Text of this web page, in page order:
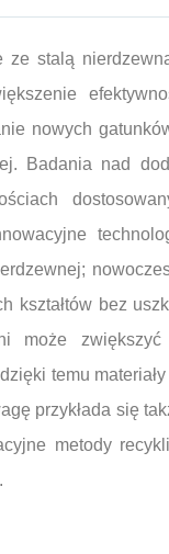
ze stalą
nowych
Badania nad
kształtów bez
może
temu
przykłada się
metody